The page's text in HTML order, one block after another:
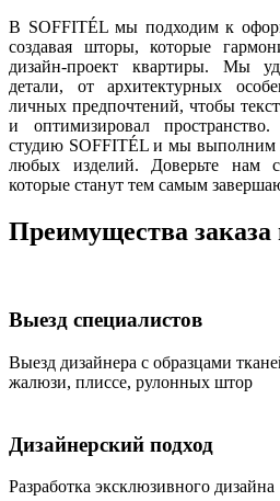
В SOFFITÉL мы подходим к
создавая шторы, которые
дизайн-проект квартиры. Мы
детали, от архитектурных
личных предпочтений, чтобы
и оптимизировал
студию SOFFITÉL и мы выполним
любых изделий. Доверьте нам
которые станут тем самым
Преимущества
Выезд специалистов
Bыезд дизайнера с образцами
жалюзи, плиссе, рулонных штор
Дизайнерский подход
Разработка эксклюзивного дизайна